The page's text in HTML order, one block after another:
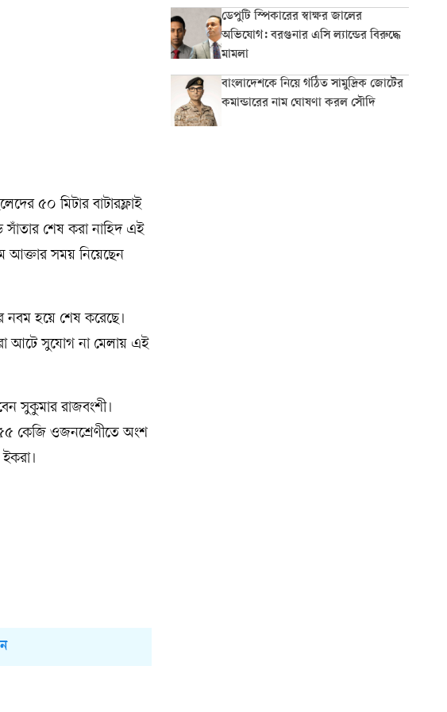
৫০ মিটার বাটারফ্লাই
সাঁতার শেষ করা নাহিদ এই
আক্তার সময় নিয়েছেন
নবম হয়ে শেষ করেছে।
আটে সুযোগ না মেলায় এই
সুকুমার রাজবংশী।
৫৫ কেজি ওজনশ্রেণীতে অংশ
ডেপুটি স্পিকারের স্বাক্ষর জালের
অভিযোগ: বরগুনার এসি ল্যান্ডের বিরুদ্ধে
মামলা
বাংলাদেশকে নিয়ে গঠিত সামুদ্রিক জোটের
কমান্ডারের নাম ঘোষণা করল সৌদি